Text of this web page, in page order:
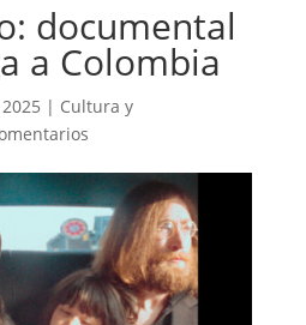
documental
a Colombia
| Cultura y